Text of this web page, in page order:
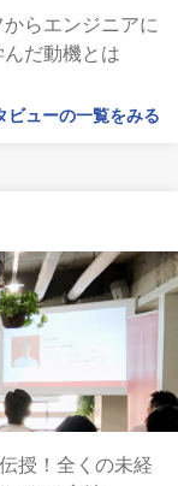
らエンジニアに
だ動機とは
ビューの一覧をみる
授！全くの未経